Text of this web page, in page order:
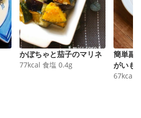
かぼちゃと茄子のマリネ
77kcal 食塩 0.4g
簡単副
がいも
67kcal